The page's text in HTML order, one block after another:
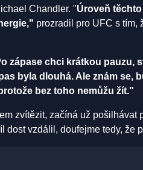
Chandler. "Úroveň
prozradil pro UFC s tím,
zápase chci krátkou pauzu,
byla dlouhá. Ale znám se,
bez toho nemůžu žít."
zvítězit, začíná už pošilhávat
dost vzdálil, doufejme tedy, že